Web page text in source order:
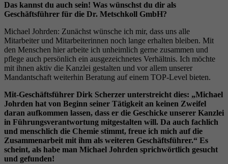
Das kannst du auch sein! Was wünschst du dir als
Geschäftsführer für die Dr. Metschkoll GmbH?
Michael Johrden: Zunächst wünsche ich mir, dass uns alle
Mitarbeiter und Mitarbeiterinnen noch lange erhalten bleiben. Mit
den Menschen hier arbeite ich unheimlich gerne zusammen und
pflege auch persönlich ein ausgezeichnetes Verhältnis. Ich möchte
mit ihnen aktiv die Kanzlei gestalten und vor allem unserer
Mandantschaft weiterhin Beratung auf einem TOP-Level bieten.
Mit-Geschäftsführer Dirk Scherzer unterstreicht dies: „Michael
Johrden hat von Beginn seiner Tätigkeit an keinen Zweifel
daran aufkommen lassen, dass er die Geschicke unserer Kanzlei
in Führungsverantwortung mitgestalten will. Da auch fachlich
und menschlich die Chemie stimmt, freue ich mich auf die
Zusammenarbeit mit ihm als weiteren Geschäftsführer.“ Es
scheint, als habe man Michael Johrden sprichwörtlich gesucht
und gefunden!